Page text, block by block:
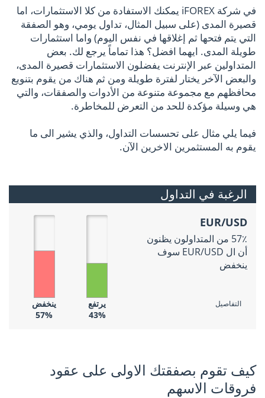
في شركة iFOREX يمكنك الاستفادة من كلا الاستثمارات، اما
قصيرة المدى (على سبيل المثال، تداول يومي، وهو الصفقة
التي يتم فتحها ثم إغلاقها في نفس اليوم) واما استثمارات
طويلة المدى. ايهما افضل؟ هذا تماماً يرجع لك. بعض
المتداولين عبر الإنترنت يفضلون الاستثمارات قصيرة المدى،
والبعض الآخر يختار لفترة طويلة ومن ثم هناك من يقوم بتنويع
محافظهم مع مجموعة متنوعة من الأدوات والصفقات، والتي
هي وسيلة مؤكدة للحد من التعرض للمخاطرة.
فيما يلي مثال على تحسسات التداول، والذي يشير الى ما
يقوم به المستثمرين الاخرين الآن.
الرغبة في التداول
EUR/USD
57٪ من المتداولون يظنون
أن ال EUR/USD سوف
ينخفض
يرتفع
43%
ينخفض
57%
التفاصيل
كيف تقوم بصفقتك الاولى على عقود
فروقات الاسهم